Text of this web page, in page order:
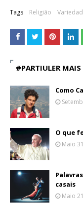
Tags Religião
#PARTIULER MAIS
Como
O que
Maio
casais
Maio